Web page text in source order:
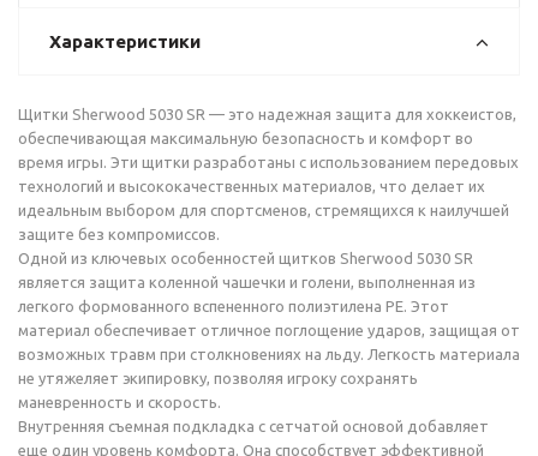
Характеристики
Щитки Sherwood 5030 SR — это надежная защита для хоккеистов,
обеспечивающая максимальную безопасность и комфорт во
время игры. Эти щитки разработаны с использованием передовых
технологий и высококачественных материалов, что делает их
идеальным выбором для спортсменов, стремящихся к наилучшей
защите без компромиссов.
Одной из ключевых особенностей щитков Sherwood 5030 SR
является защита коленной чашечки и голени, выполненная из
легкого формованного вспененного полиэтилена PE. Этот
материал обеспечивает отличное поглощение ударов, защищая от
возможных травм при столкновениях на льду. Легкость материала
не утяжеляет экипировку, позволяя игроку сохранять
маневренность и скорость.
Внутренняя съемная подкладка с сетчатой основой добавляет
еще один уровень комфорта. Она способствует эффективной